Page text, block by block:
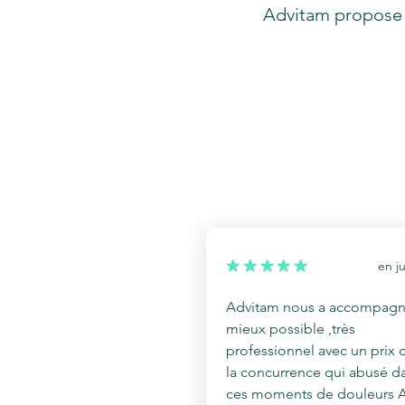
Advitam
en
Advitam nous a
mieux possible ,très
professionnel avec un prix
la concurrence qui abusé
ces moments de douleurs